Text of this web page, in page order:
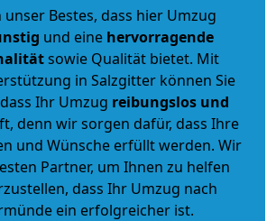
Bestes, dass hier Umzug
und eine hervorragende
sowie Qualität bietet. Mit
in Salzgitter können Sie
Ihr Umzug reibungslos und
denn wir sorgen dafür, dass Ihre
und Wünsche erfüllt werden. Wir
Partner, um Ihnen zu helfen
dass Ihr Umzug nach
ein erfolgreicher ist.